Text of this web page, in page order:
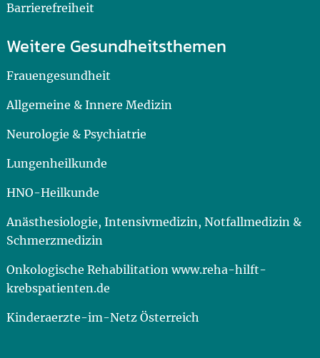
Barrierefreiheit
Weitere Gesundheitsthemen
Frauengesundheit
Allgemeine & Innere Medizin
Neurologie & Psychiatrie
Lungenheilkunde
HNO-Heilkunde
Anästhesiologie, Intensivmedizin, Notfallmedizin &
Schmerzmedizin
Onkologische Rehabilitation www.reha-hilft-
krebspatienten.de
Kinderaerzte-im-Netz Österreich